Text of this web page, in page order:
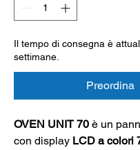
Il tempo di consegna è
settimane.
Preordina
OVEN UNIT 70 è un
con display LCD a colori